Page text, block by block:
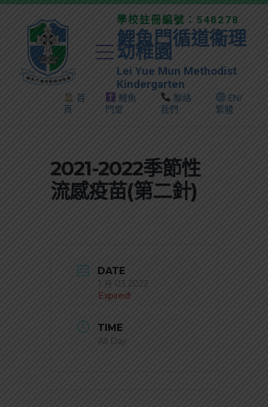
學校註冊編號：548278
鯉魚門循道衞理
幼稚園
Lei Yue Mun Methodist
Kindergarten
首
頁
鯉魚
門堂
聯絡
我們
EN/
繁體
2021-2022季節性
流感疫苗(第二針)
DATE
1 月 03 2022
Expired!
TIME
All Day